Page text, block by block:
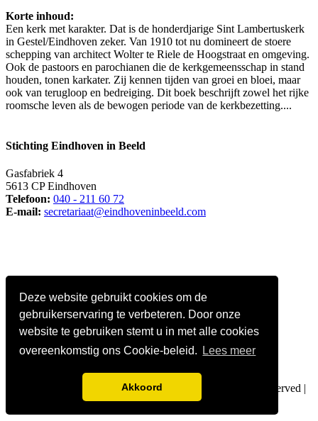
Deze website gebruikt cookies om de
gebruikerservaring te verbeteren. Door onze
website te gebruiken stemt u in met alle cookies
overeenkomstig ons Cookie-beleid.
Lees meer
Akkoord
Korte inhoud:
Een kerk met karakter. Dat is de honderdjarige Sint Lambertuskerk
in Gestel/Eindhoven zeker. Van 1910 tot nu domineert de stoere
schepping van architect Wolter te Riele de Hoogstraat en omgeving.
Ook de pastoors en parochianen die de kerkgemeensschap in stand
houden, tonen karkater. Zij kennen tijden van groei en bloei, maar
ook van terugloop en bedreiging. Dit boek beschrijft zowel het rijke
roomsche leven als de bewogen periode van de kerkbezetting....
Stichting Eindhoven in Beeld
Gasfabriek 4
5613 CP Eindhoven
Telefoon: 040 - 211 60 72
E-mail: secretariaat@eindhoveninbeeld.com
Stichting Eindhoven in Beeld
. All Rights Reserved |